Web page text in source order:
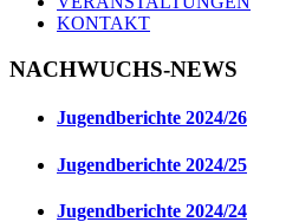
KONTAKT
NACHWUCHS-NEWS
Jugendberichte 2024/26
Jugendberichte 2024/25
Jugendberichte 2024/24